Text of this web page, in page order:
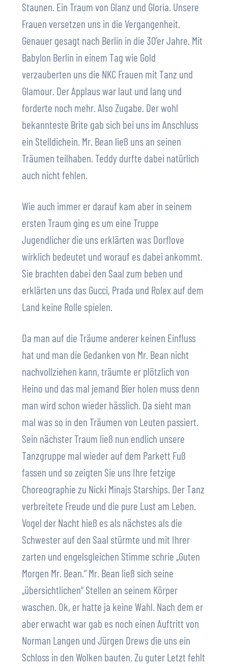
Staunen. Ein Traum von Glanz und Gloria. Unsere
Frauen versetzen uns in die Vergangenheit.
Genauer gesagt nach Berlin in die 30’er Jahre. Mit
Babylon Berlin in einem Tag wie Gold
verzauberten uns die NKC Frauen mit Tanz und
Glamour. Der Applaus war laut und lang und
forderte noch mehr. Also Zugabe. Der wohl
bekannteste Brite gab sich bei uns im Anschluss
ein Stelldichein. Mr. Bean ließ uns an seinen
Träumen teilhaben. Teddy durfte dabei natürlich
auch nicht fehlen.
Wie auch immer er darauf kam aber in seinem
ersten Traum ging es um eine Truppe
Jugendlicher die uns erklärten was Dorflove
wirklich bedeutet und worauf es dabei ankommt.
Sie brachten dabei den Saal zum beben und
erklärten uns das Gucci, Prada und Rolex auf dem
Land keine Rolle spielen.
Da man auf die Träume anderer keinen Einfluss
hat und man die Gedanken von Mr. Bean nicht
nachvollziehen kann, träumte er plötzlich von
Heino und das mal jemand Bier holen muss denn
man wird schon wieder hässlich. Da sieht man
mal was so in den Träumen von Leuten passiert.
Sein nächster Traum ließ nun endlich unsere
Tanzgruppe mal wieder auf dem Parkett Fuß
fassen und so zeigten Sie uns Ihre fetzige
Choreographie zu Nicki Minajs Starships. Der Tanz
verbreitete Freude und die pure Lust am Leben.
Vogel der Nacht hieß es als nächstes als die
Schwester auf den Saal stürmte und mit Ihrer
zarten und engelsgleichen Stimme schrie „Guten
Morgen Mr. Bean.“ Mr. Bean ließ sich seine
„übersichtlichen“ Stellen an seinem Körper
waschen. Ok, er hatte ja keine Wahl. Nach dem er
aber erwacht war gab es noch einen Auftritt von
Norman Langen und Jürgen Drews die uns ein
Schloss in den Wolken bauten. Zu guter Letzt fehlt